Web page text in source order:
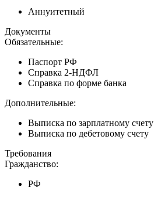
Аннуитетный
Документы
Обязательные:
Паспорт РФ
Справка 2-НДФЛ
Справка по форме банка
Дополнительные:
Выписка по зарплатному счету
Выписка по дебетовому счету
Требования
Гражданство:
РФ